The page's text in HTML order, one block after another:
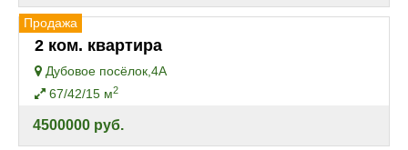
Продажа
2 ком. квартира
Дубовое посёлок,4А
67/42/15 м2
4500000 руб.